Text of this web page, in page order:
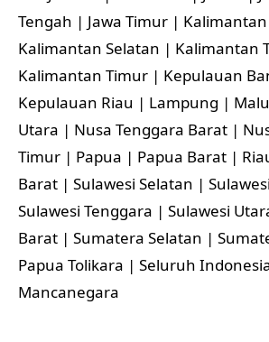
Tengah | Jawa Timur |
Kalimantan Selatan | Kalimantan
Kalimantan Timur | Kepulauan
Kepulauan Riau | Lampung |
Utara | Nusa Tenggara Barat |
Timur | Papua | Papua Barat |
Barat | Sulawesi Selatan |
Sulawesi Tenggara | Sulawesi
Barat | Sumatera Selatan |
Papua Tolikara | Seluruh
Mancanegara